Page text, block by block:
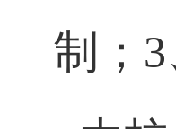
制； 3